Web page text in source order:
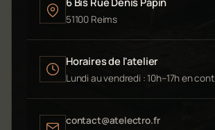
51100 Reims
Horaires de l'atelier
Lundi au vendredi : 10h–17h en
contact@atelectro.fr